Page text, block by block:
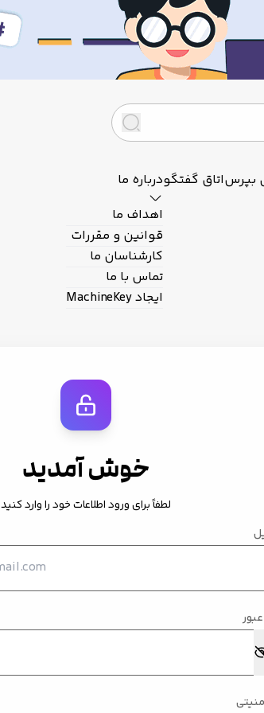
بپرساتاق گفتگودرباره ما
اهداف ما
قوانین و مقررات
کارشناسان ما
تماس با ما
ایجاد MachineKey
خوش آمدید
لطفاً برای ورود اطلاعات خود را وارد کنید